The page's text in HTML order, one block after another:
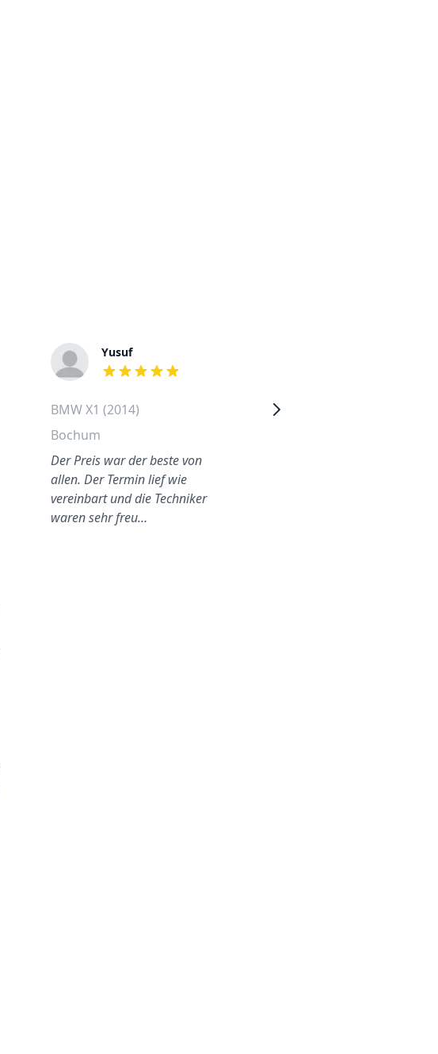
Yusuf
out of 5 stars
BMW X1 (2014)
Bochum
Der Preis war der beste von
allen. Der Termin lief wie
vereinbart und die Techniker
waren sehr freu…
Volkswagen Passat (2017)